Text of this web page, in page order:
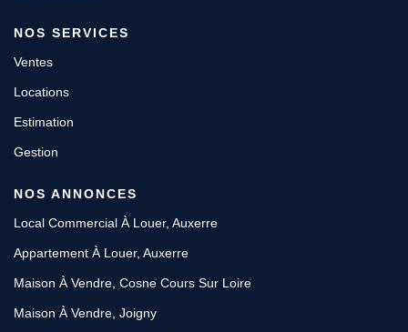
NOS SERVICES
Ventes
Locations
Estimation
Gestion
NOS ANNONCES
Local Commercial À Louer, Auxerre
Appartement À Louer, Auxerre
Maison À Vendre, Cosne Cours Sur Loire
Maison À Vendre, Joigny